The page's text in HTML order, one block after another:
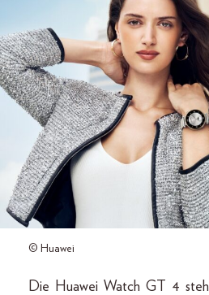
© Huawei
Die Huawei Watch GT 4